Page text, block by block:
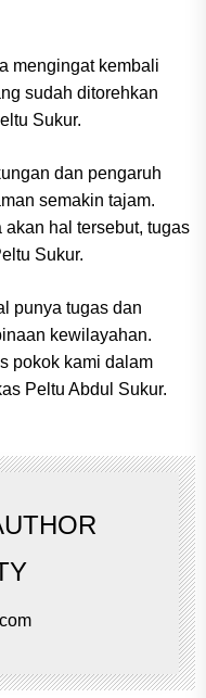
mengingat kembali
sudah ditorehkan
Sukur.
dan pengaruh
semakin tajam.
hal tersebut, tugas
Sukur.
punya tugas dan
kewilayahan.
pokok kami dalam
Peltu Abdul Sukur.